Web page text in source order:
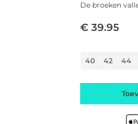
De broeken
€ 39.95
40 42 44